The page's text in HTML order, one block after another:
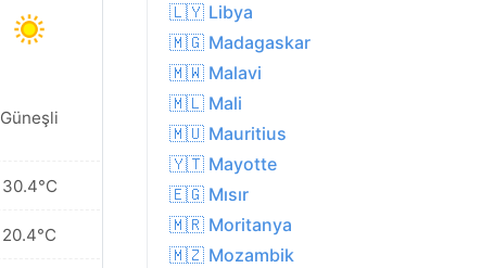
Güneşli
30.4°C
20.4°C
🇱🇾 Libya
🇲🇬 Madagaskar
🇲🇼 Malavi
🇲🇱 Mali
🇲🇺 Mauritius
🇾🇹 Mayotte
🇪🇬 Mısır
🇲🇷 Moritanya
🇲🇿 Mozambik